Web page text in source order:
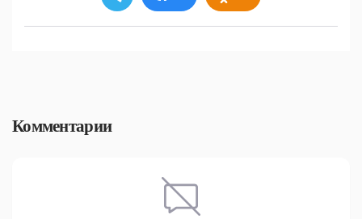
Комментарии